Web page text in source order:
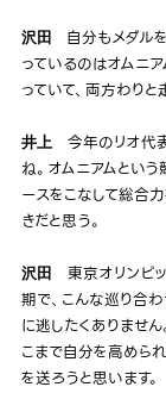
沢田
自分もメダル
っているのはオムニ
っていて、両方わり
井上今年のリオ代
ね。オムニアムとい
ースをこなして総合
きだと思う。
沢田
東京オリンピ
期で、こんな巡り合
に逃したくありませ
こまで自分を高めら
を送ろうと思います。